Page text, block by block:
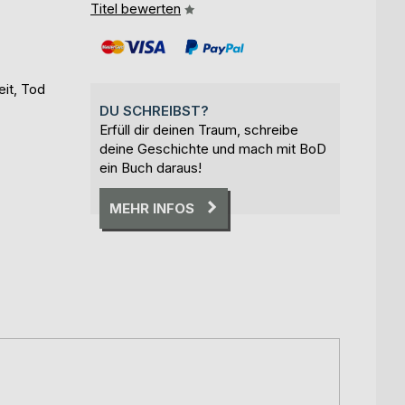
Tod
Titel bewerten
DU SCHREIBST?
Erfüll dir deinen Traum, schreibe
deine Geschichte und mach mit BoD
ein Buch daraus!
MEHR INFOS